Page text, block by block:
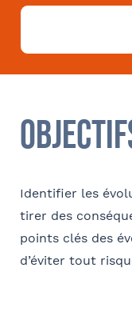
Identifier les
tirer des
points clés des
d’éviter tout
Si oui dans quelle
Comment avez-
Internet
Coordonnées